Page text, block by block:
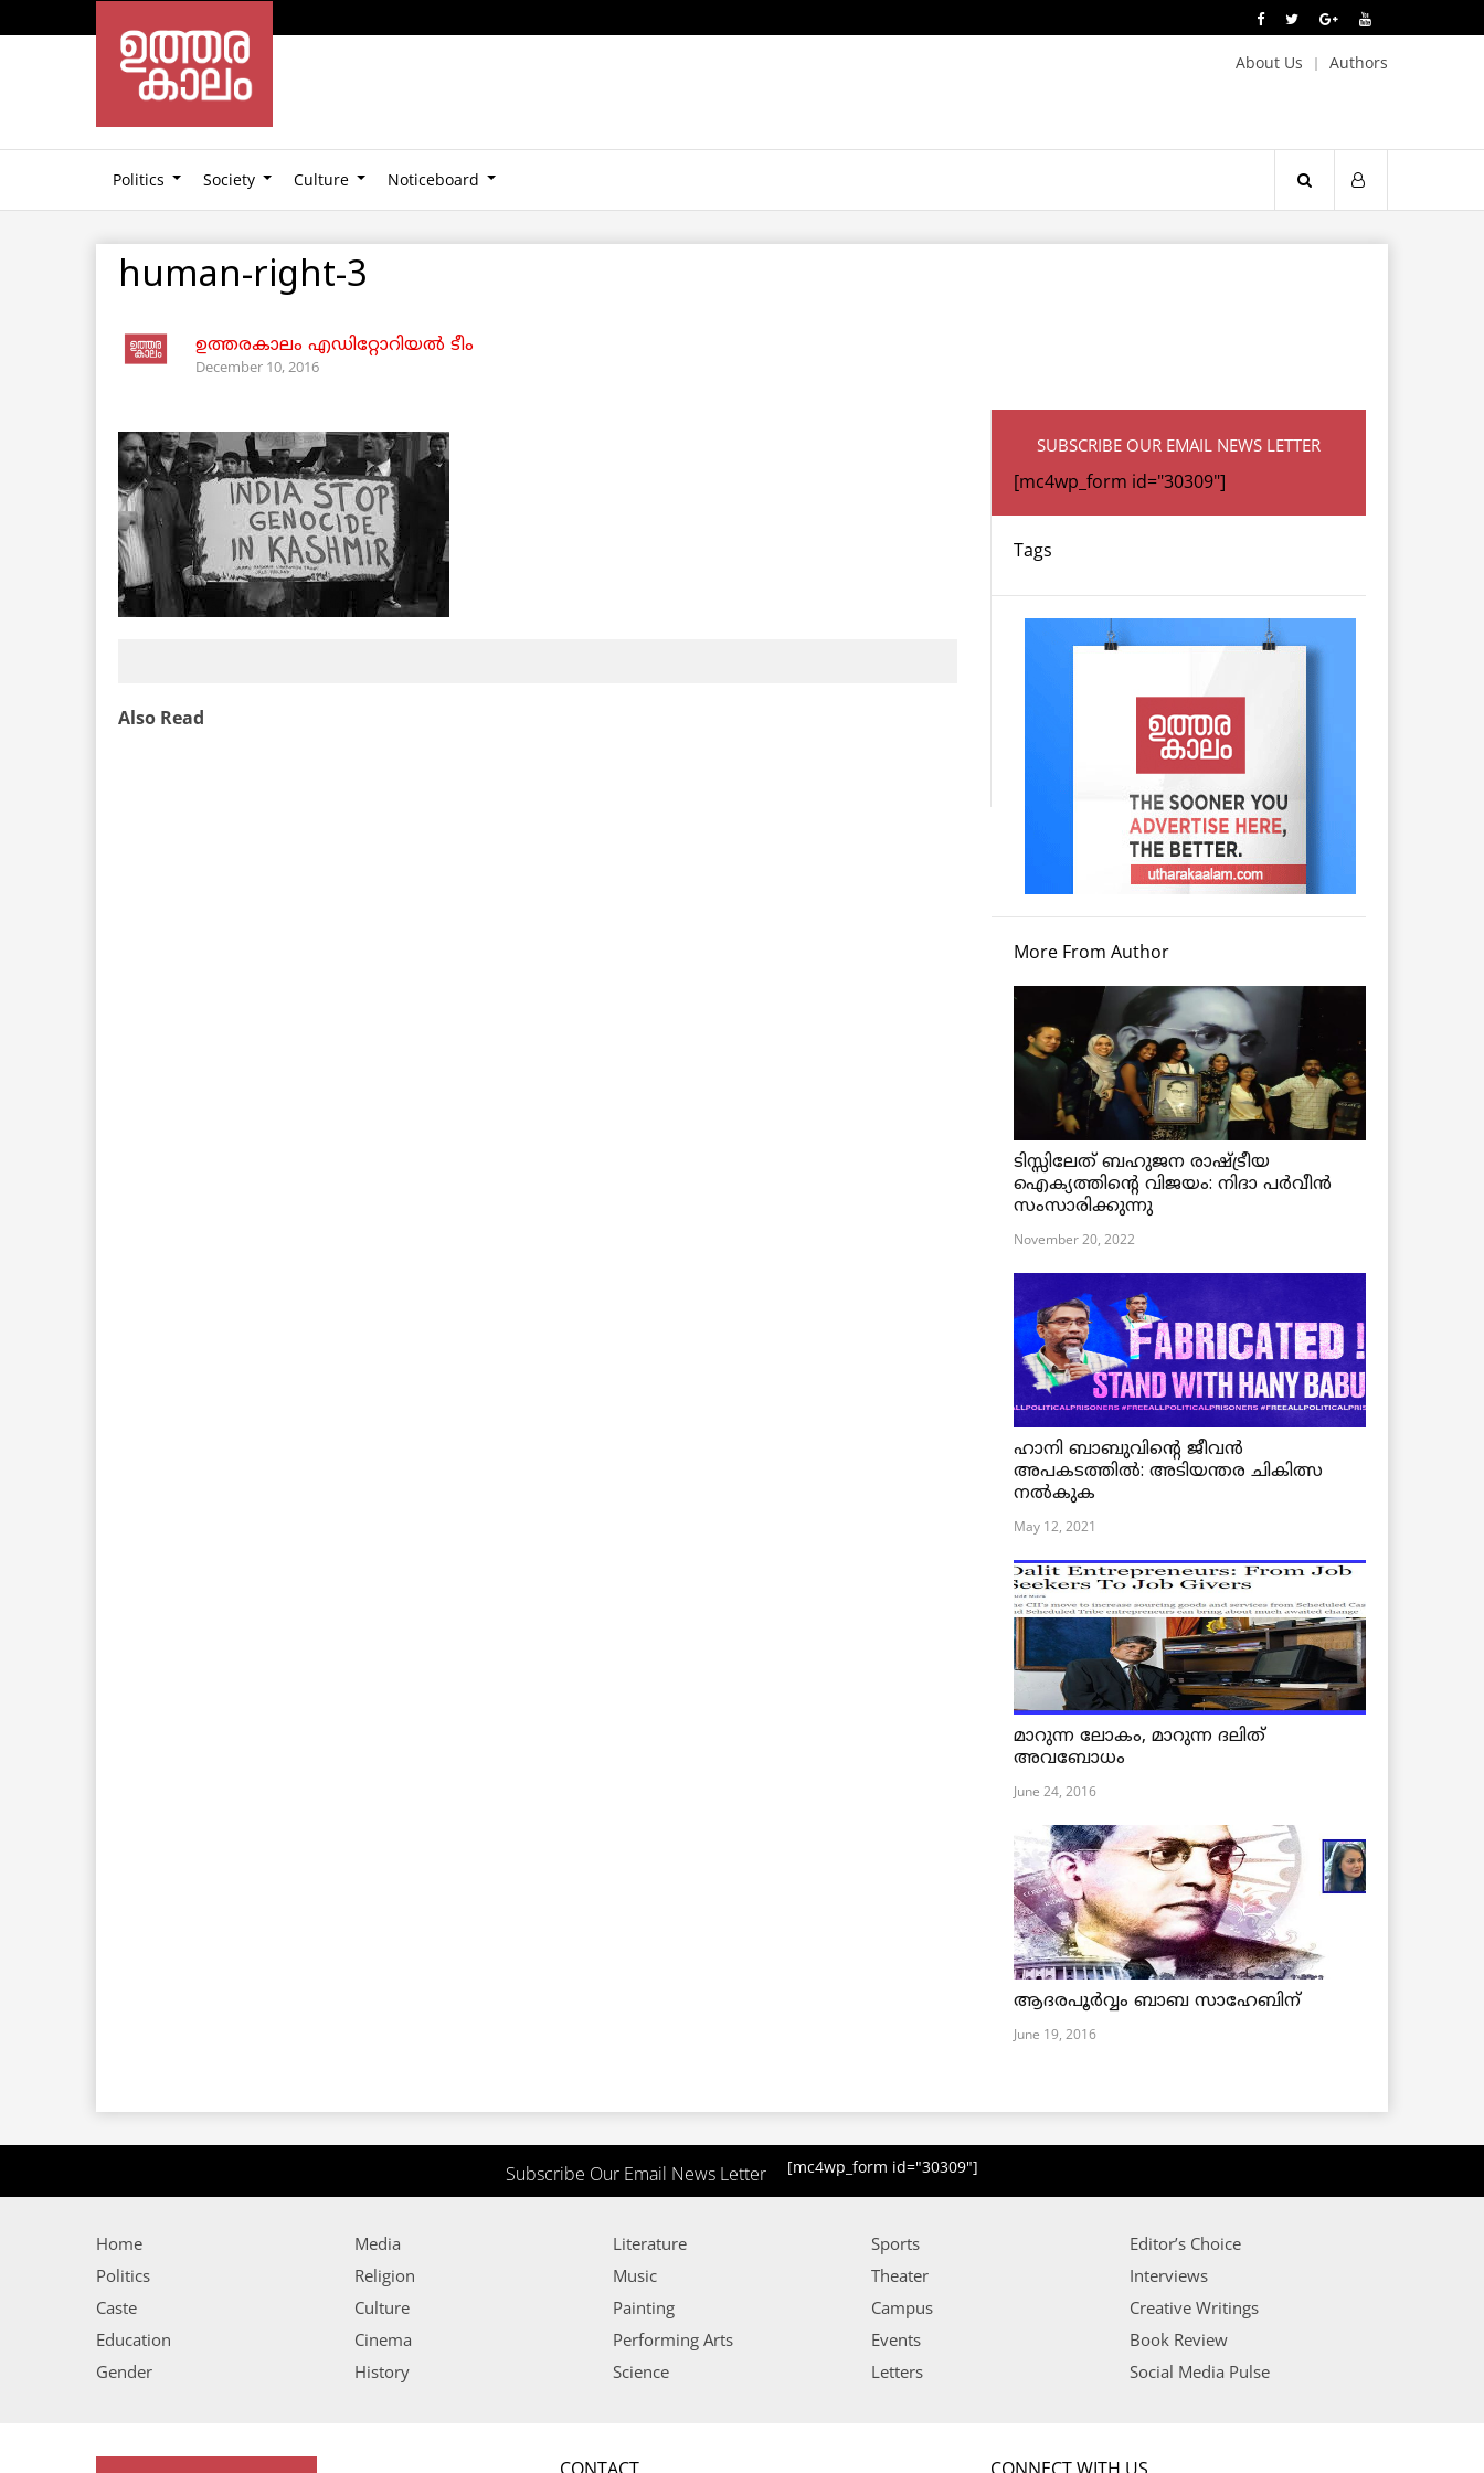
About Us Authors
Politics Society Culture Noticeboard
human-right-3
ഉത്തരകാലം എഡിറ്റോറിയല്‍ ടീം
December 10, 2016
Also Read
SUBSCRIBE OUR EMAIL NEWS LETTER
[mc4wp_form id="30309"]
Tags
More From Author
ടിസ്സിലേത് ബഹുജന രാഷ്ട്രീയ
ഐക്യത്തിന്റെ വിജയം: നിദാ പർവീൻ
സംസാരിക്കുന്നു
November 20, 2022
ഹാനി ബാബുവിന്റെ ജീവൻ
അപകടത്തിൽ: അടിയന്തര ചികിത്സ
നൽകുക
May 12, 2021
മാറുന്ന ലോകം, മാറുന്ന ദലിത്
അവബോധം
June 24, 2016
ആദരപൂര്‍വ്വം ബാബ സാഹേബിന്
June 19, 2016
Subscribe Our Email News Letter [mc4wp_form id="30309"]
Home
Politics
Caste
Education
Gender
Media
Religion
Culture
Cinema
History
Literature
Music
Painting
Performing Arts
Science
Sports
Theater
Campus
Events
Letters
Editor’s Choice
Interviews
Creative Writings
Book Review
Social Media Pulse